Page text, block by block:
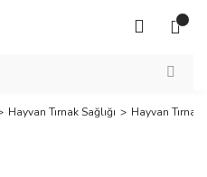
Hayvan Tırnak Sağlığı Hayvan Tırnak